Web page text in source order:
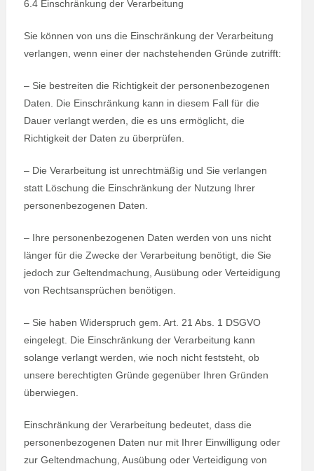
6.4 Einschränkung der Verarbeitung
Sie können von uns die Einschränkung der Verarbeitung
verlangen, wenn einer der nachstehenden Gründe zutrifft:
– Sie bestreiten die Richtigkeit der personenbezogenen
Daten. Die Einschränkung kann in diesem Fall für die
Dauer verlangt werden, die es uns ermöglicht, die
Richtigkeit der Daten zu überprüfen.
– Die Verarbeitung ist unrechtmäßig und Sie verlangen
statt Löschung die Einschränkung der Nutzung Ihrer
personenbezogenen Daten.
– Ihre personenbezogenen Daten werden von uns nicht
länger für die Zwecke der Verarbeitung benötigt, die Sie
jedoch zur Geltendmachung, Ausübung oder Verteidigung
von Rechtsansprüchen benötigen.
– Sie haben Widerspruch gem. Art. 21 Abs. 1 DSGVO
eingelegt. Die Einschränkung der Verarbeitung kann
solange verlangt werden, wie noch nicht feststeht, ob
unsere berechtigten Gründe gegenüber Ihren Gründen
überwiegen.
Einschränkung der Verarbeitung bedeutet, dass die
personenbezogenen Daten nur mit Ihrer Einwilligung oder
zur Geltendmachung, Ausübung oder Verteidigung von